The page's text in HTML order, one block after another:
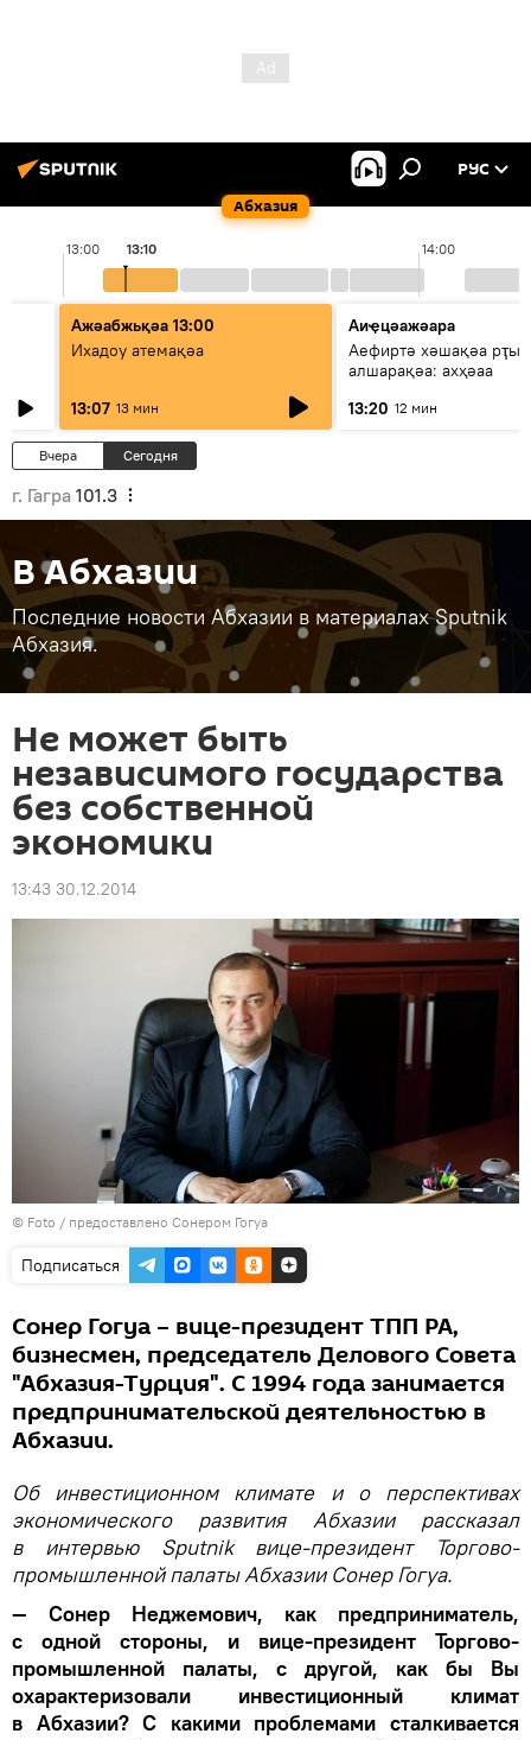
Абхазия
РУС
13:00 14:00
13:10
Ажәабжьқәа 13:00
Ихадоу атемақәа
13:07 13 мин
Аиҿцәажәара
Аефиртә хәшақәа
алшарақәа: ахҳәаа
13:20 12 мин
Вчера Сегодня
г. Гагра 101.3
В Абхазии
Последние новости Абхазии в материалах Sputnik
Абхазия.
Не может быть
независимого государства
без собственной
экономики
13:43 30.12.2014
© Foto / предоставлено Сонером Гогуа
Подписаться
Сонер Гогуа – вице-президент ТПП РА,
бизнесмен, председатель Делового Совета
"Абхазия-Турция". С 1994 года занимается
предпринимательской деятельностью в
Абхазии.
Об инвестиционном климате и о перспективах
экономического развития Абхазии рассказал
в интервью Sputnik вице-президент Торгово-
промышленной палаты Абхазии Сонер Гогуа.
— Сонер Неджемович, как предприниматель,
с одной стороны, и вице-президент Торгово-
промышленной палаты, с другой, как бы Вы
охарактеризовали инвестиционный климат
в Абхазии? С какими проблемами сталкивается